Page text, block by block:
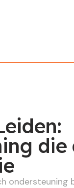
die
ondersteuning